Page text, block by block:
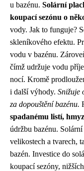
u bazénu. Solární
koupací sezónu o
vody. Jak to funguje?
skleníkového efektu.
vodu v bazénu.
čímž udržuje vodu
nocí. Kromě
i další výhody. Snižuje
za dopouštění bazénu.
spadanému listí,
údržbu bazénu.
velikostech a tvarech,
bazén. Investice do
koupací sezóny,